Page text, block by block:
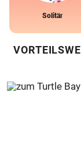
Solitär